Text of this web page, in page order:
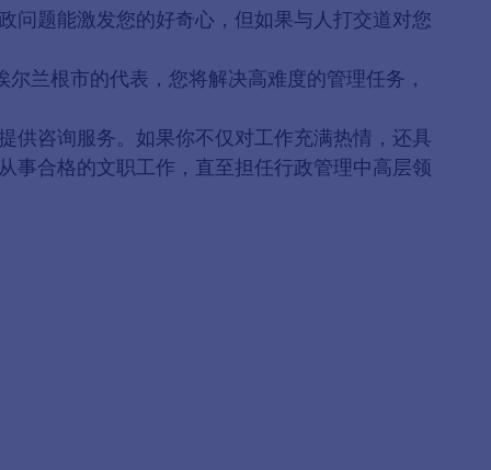
问题能激发您的好奇心，但如果与人打交道对您
兰根市的代表，您将解决高难度的管理任务，
供咨询服务。如果你不仅对工作充满热情，还具
事合格的文职工作，直至担任行政管理中高层领